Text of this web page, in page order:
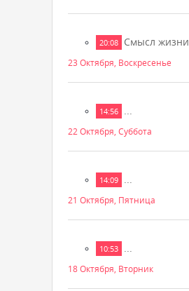
20:08 Смысл жизни
23 Октября, Воскресенье
14:56 ...
22 Октября, Суббота
14:09 ...
21 Октября, Пятница
10:53 ...
18 Октября, Вторник